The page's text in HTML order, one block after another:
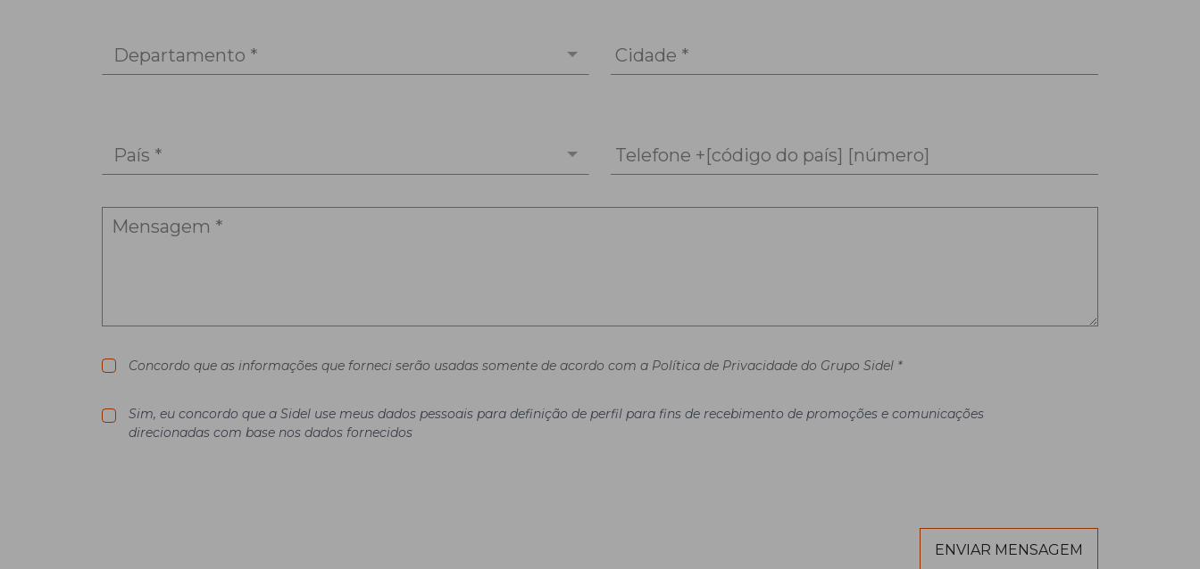
Departamento * Cidade *
País * Telefone +[código do país] [número]
Concordo que as informações que forneci serão usadas somente de acordo com a Política de Privacidade do Grupo Sidel *
Sim, eu concordo que a Sidel use meus dados pessoais para definição de perfil para fins de recebimento de promoções e comunicações
direcionadas com base nos dados fornecidos